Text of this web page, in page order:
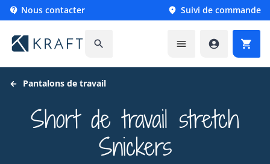
 Nous contacter  Suivi de commande
   
Pantalons de travail
Short de travail stretch
Snickers